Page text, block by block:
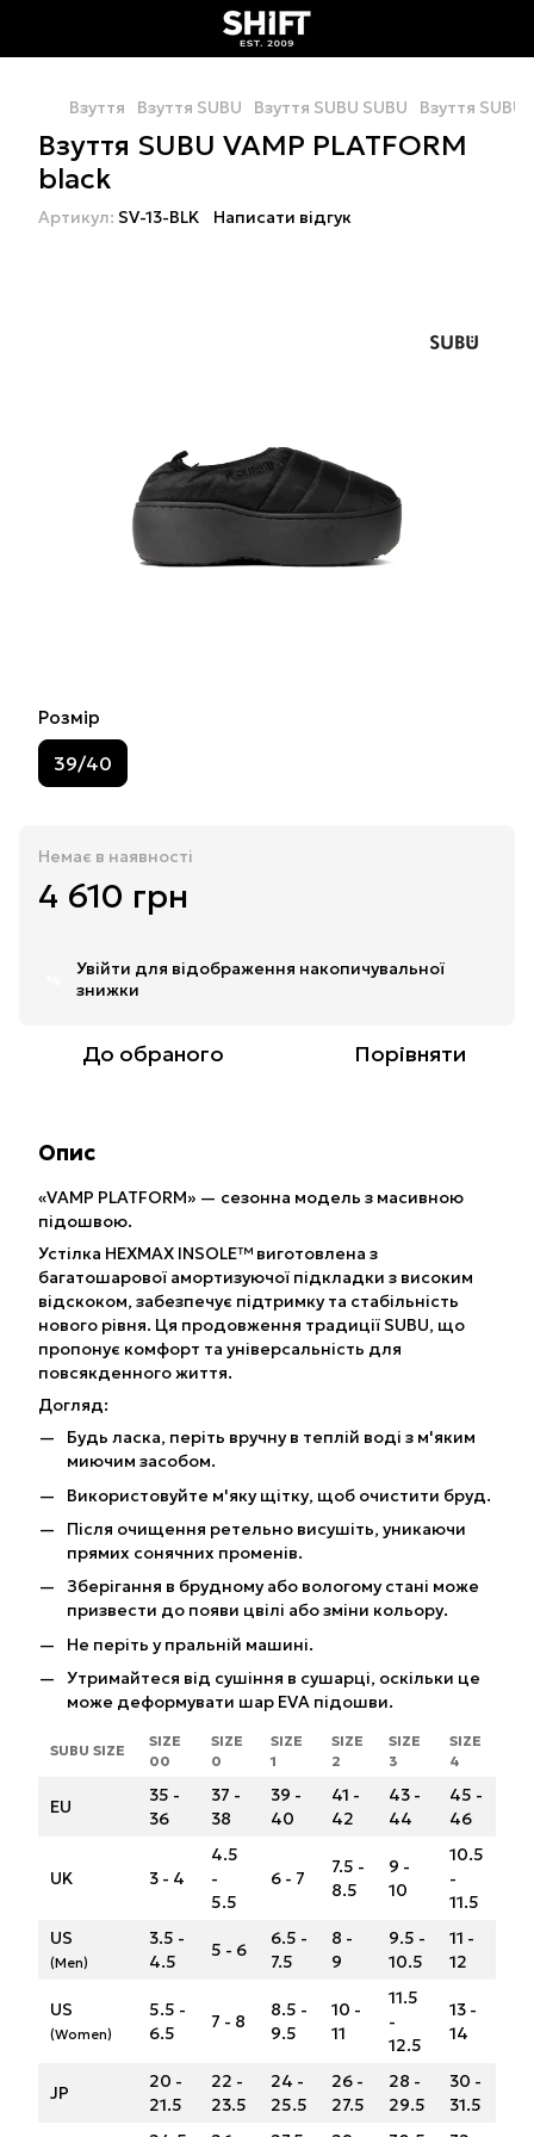
Взуття Взуття SUBU Взуття SUBU SUBU Взуття SUBU
Взуття SUBU VAMP PLATFORM
black
Артикул: SV-13-BLK Написати відгук
Розмір
39/40
Немає в наявності
4 610 грн
Увійти для відображення накопичувальної
знижки
До обраного Порівняти
Опис
«VAMP PLATFORM» — сезонна модель з масивною
підошвою.
Устілка HEXMAX INSOLE™ виготовлена з
багатошарової амортизуючої підкладки з високим
відскоком, забезпечує підтримку та стабільність
нового рівня. Ця продовження традиції SUBU, що
пропонує комфорт та універсальність для
повсякденного життя.
Догляд:
Будь ласка, періть вручну в теплій воді з м'яким
миючим засобом.
Використовуйте м'яку щітку, щоб очистити бруд.
Після очищення ретельно висушіть, уникаючи
прямих сонячних променів.
Зберігання в брудному або вологому стані може
призвести до появи цвілі або зміни кольору.
Не періть у пральній машині.
Утримайтеся від сушіння в сушарці, оскільки це
може деформувати шар EVA підошви.
SUBU SIZE
SIZE
00
SIZE
0
SIZE
1
SIZE
2
SIZE
3
SIZE
4
EU
35 -
36
37 -
38
39 -
40
41 -
42
43 -
44
45 -
46
UK 3 - 4
4.5
-
5.5
6 - 7
7.5 -
8.5
9 -
10
10.5
-
11.5
US
(Men)
3.5 -
4.5
5 - 6
6.5 -
7.5
8 -
9
9.5 -
10.5
11 -
12
US
(Women)
5.5 -
6.5
7 - 8
8.5 -
9.5
10 -
11
11.5
-
12.5
13 -
14
JP
20 -
21.5
22 -
23.5
24 -
25.5
26 -
27.5
28 -
29.5
30 -
31.5